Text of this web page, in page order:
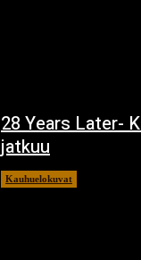
28 Years Later-
jatkuu
Kauhuelokuvat